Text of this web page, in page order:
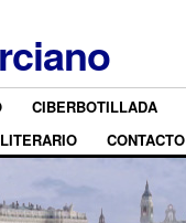
CIBERBOTILLADA
CONTACTO